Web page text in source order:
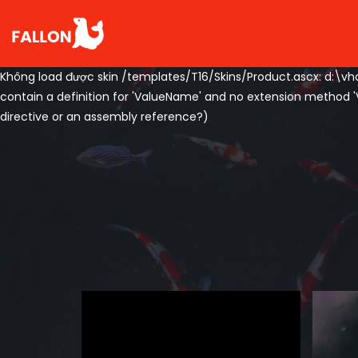
Không load được skin /templates/T16/Skins/Product.ascx:
contain a definition for 'ValueName' and no extension
directive or an assembly reference?)